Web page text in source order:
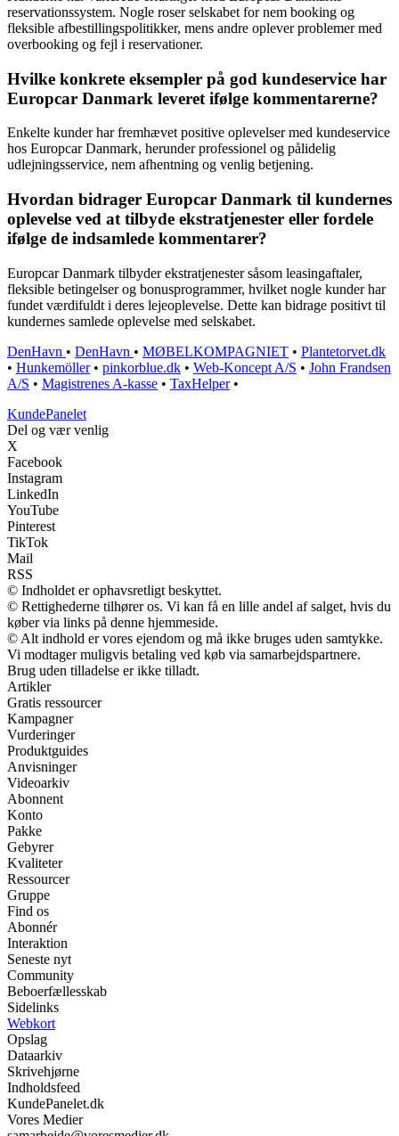
reservationssystem. Nogle roser selskabet for nem booking og
fleksible afbestillingspolitikker, mens andre oplever problemer med
overbooking og fejl i reservationer.
Hvilke konkrete eksempler på god kundeservice har
Europcar Danmark leveret ifølge kommentarerne?
Enkelte kunder har fremhævet positive oplevelser med kundeservice
hos Europcar Danmark, herunder professionel og pålidelig
udlejningsservice, nem afhentning og venlig betjening.
Hvordan bidrager Europcar Danmark til kundernes
oplevelse ved at tilbyde ekstratjenester eller fordele
ifølge de indsamlede kommentarer?
Europcar Danmark tilbyder ekstratjenester såsom leasingaftaler,
fleksible betingelser og bonusprogrammer, hvilket nogle kunder har
fundet værdifuldt i deres lejeoplevelse. Dette kan bidrage positivt til
kundernes samlede oplevelse med selskabet.
DenHavn • DenHavn • MØBELKOMPAGNIET • Plantetorvet.dk
• Hunkemöller• pinkorblue.dk • Web-Koncept A/S • John Frandsen
A/S • Magistrenes A-kasse • TaxHelper•
KundePanelet
Del og vær venlig
X
Facebook
Instagram
LinkedIn
YouTube
Pinterest
TikTok
Mail
RSS
© Indholdet er ophavsretligt beskyttet.
© Rettighederne tilhører os. Vi kan få en lille andel af salget, hvis du
køber via links på denne hjemmeside.
© Alt indhold er vores ejendom og må ikke bruges uden samtykke.
Vi modtager muligvis betaling ved køb via samarbejdspartnere.
Brug uden tilladelse er ikke tilladt.
Artikler
Gratis ressourcer
Kampagner
Vurderinger
Produktguides
Anvisninger
Videoarkiv
Abonnent
Konto
Pakke
Gebyrer
Kvaliteter
Ressourcer
Gruppe
Find os
Abonnér
Interaktion
Seneste nyt
Community
Beboerfællesskab
Sidelinks
Webkort
Opslag
Dataarkiv
Skrivehjørne
Indholdsfeed
KundePanelet.dk
Vores Medier